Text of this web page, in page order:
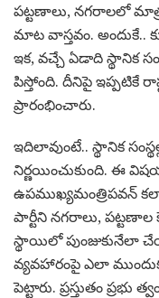
ప‌ట్ట‌ణాలు, న‌గ‌రాలలో
మాట వాస్త‌వం. అందుకే..
ఇక‌, వ‌చ్చే ఏడాది స్థానిక
పిస్తోంది. దీనిపై ఇప్ప‌టికే
ప్రారంభించారు.
ఇదిలావుంటే.. స్థానిక
నిర్ణ‌యించుకుంది. ఈ
ఉప‌ముఖ్య‌మంత్రిప‌వ‌న్
పార్టీని న‌గ‌రాలు,
స్థాయిలో
వ్య‌వ‌హారంపై ఎలా
పెట్టారు. ప్ర‌స్తుతం ప్ర‌భు